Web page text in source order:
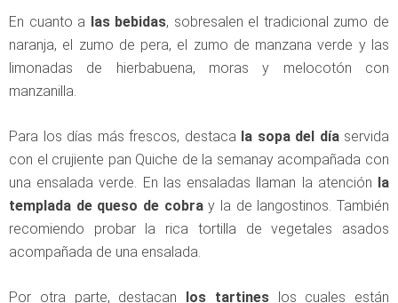
En cuanto a las bebidas, sobresalen el tradicional zumo de
naranja, el zumo de pera, el zumo de manzana verde y las
limonadas de hierbabuena, moras y melocotón con
manzanilla.
Para los días más frescos, destaca la sopa del díaservida
con el crujiente pan Quiche de la semanay acompañada con
una ensalada verde. En las ensaladas llaman la atención la
templada de queso de cobray la de langostinos. También
recomiendo probar la rica tortilla de vegetales asados
acompañada de una ensalada.
Por otra parte, destacan los tartines los cuales están